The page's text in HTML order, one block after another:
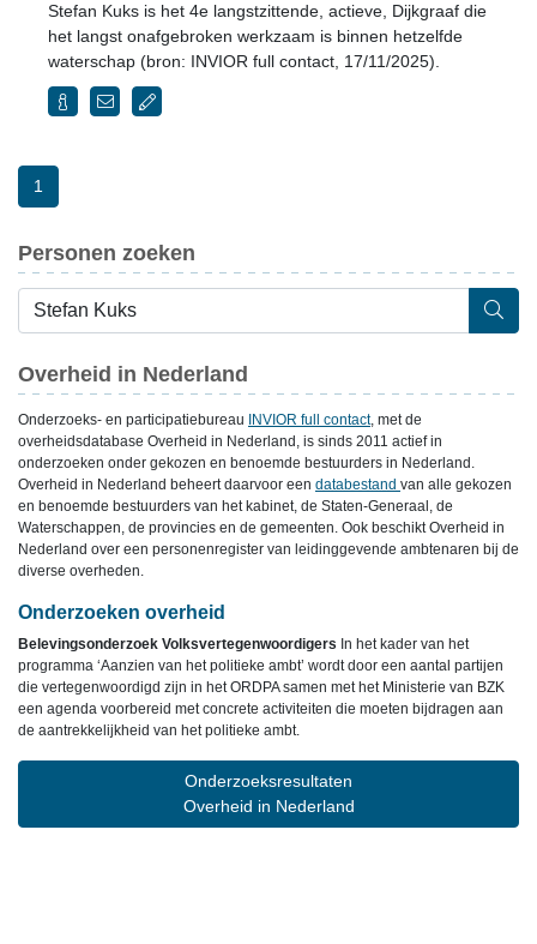
Stefan Kuks is het 4e langstzittende, actieve, Dijkgraaf die
het langst onafgebroken werkzaam is binnen hetzelfde
waterschap (bron: INVIOR full contact, 17/11/2025).
1
Personen zoeken
Overheid in Nederland
Onderzoeks- en participatiebureau INVIOR full contact, met de
overheidsdatabase Overheid in Nederland, is sinds 2011 actief in
onderzoeken onder gekozen en benoemde bestuurders in Nederland.
Overheid in Nederland beheert daarvoor een databestand van alle gekozen
en benoemde bestuurders van het kabinet, de Staten-Generaal, de
Waterschappen, de provincies en de gemeenten. Ook beschikt Overheid in
Nederland over een personenregister van leidinggevende ambtenaren bij de
diverse overheden.
Onderzoeken overheid
Belevingsonderzoek Volksvertegenwoordigers In het kader van het
programma ‘Aanzien van het politieke ambt’ wordt door een aantal partijen
die vertegenwoordigd zijn in het ORDPA samen met het Ministerie van BZK
een agenda voorbereid met concrete activiteiten die moeten bijdragen aan
de aantrekkelijkheid van het politieke ambt.
Onderzoeksresultaten
Overheid in Nederland